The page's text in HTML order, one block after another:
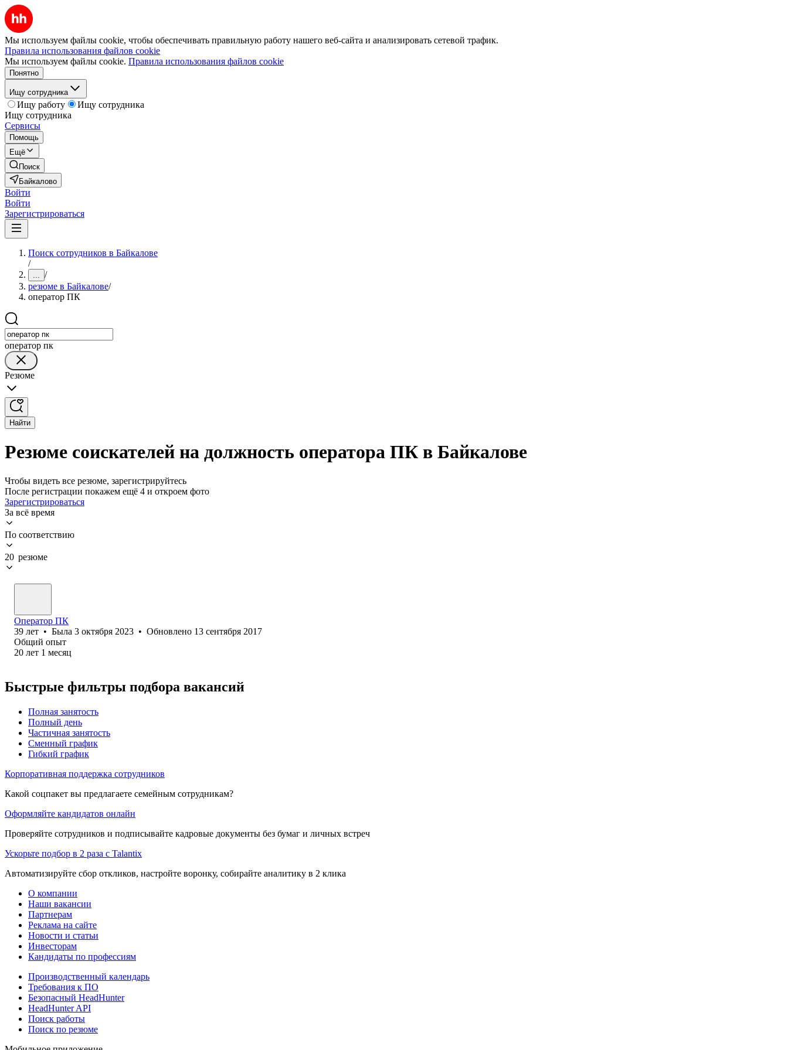
Мы используем файлы cookie, чтобы обеспечивать правильную работу нашего веб-сайта и анализировать сетевой трафик.
Правила использования файлов cookie
Мы используем файлы cookie. Правила использования файлов cookie
Понятно
Ищу сотрудника
Ищу работу
Ищу сотрудника
Ищу сотрудника
Сервисы
Помощь
Ещё
Поиск
Байкалово
Войти
Войти
Зарегистрироваться
Поиск сотрудников в Байкалове
/
... /
резюме в Байкалове/
оператор ПК
оператор пк
Резюме
Найти
Резюме соискателей на должность оператора ПК в Байкалове
Чтобы видеть все резюме, зарегистрируйтесь
После регистрации покажем ещё 4 и откроем фото
Зарегистрироваться
За всё время
По соответствию
20 резюме
Оператор ПК
39 лет • Была 3 октября 2023 • Обновлено 13 сентября 2017
Общий опыт
20 лет 1 месяц
Быстрые фильтры подбора вакансий
Полная занятость
Полный день
Частичная занятость
Сменный график
Гибкий график
Корпоративная поддержка сотрудников
Какой соцпакет вы предлагаете семейным сотрудникам?
Оформляйте кандидатов онлайн
Проверяйте сотрудников и подписывайте кадровые документы без бумаг и личных встреч
Ускорьте подбор в 2 раза с Talantix
Автоматизируйте сбор откликов, настройте воронку, собирайте аналитику в 2 клика
О компании
Наши вакансии
Партнерам
Реклама на сайте
Новости и статьи
Инвесторам
Кандидаты по профессиям
Производственный календарь
Требования к ПО
Безопасный HeadHunter
HeadHunter API
Поиск работы
Поиск по резюме